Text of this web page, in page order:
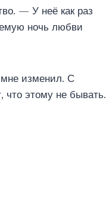
— У неё как раз
ночь любви
мне изменил. С
что этому не бывать.